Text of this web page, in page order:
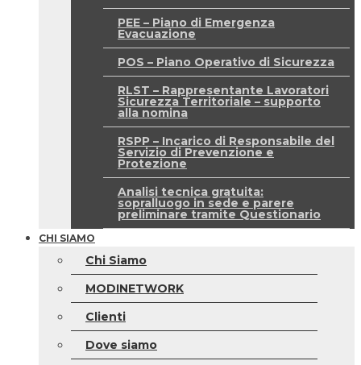
PEE – Piano di Emergenza
Evacuazione
POS – Piano Operativo di Sicurezza
RLST – Rappresentante Lavoratori
Sicurezza Territoriale – supporto
alla nomina
RSPP – Incarico di Responsabile del
Servizio di Prevenzione e
Protezione
Analisi tecnica gratuita:
sopralluogo in sede e parere
preliminare tramite Questionario
CHI SIAMO
Chi Siamo
MODINETWORK
Clienti
Dove siamo